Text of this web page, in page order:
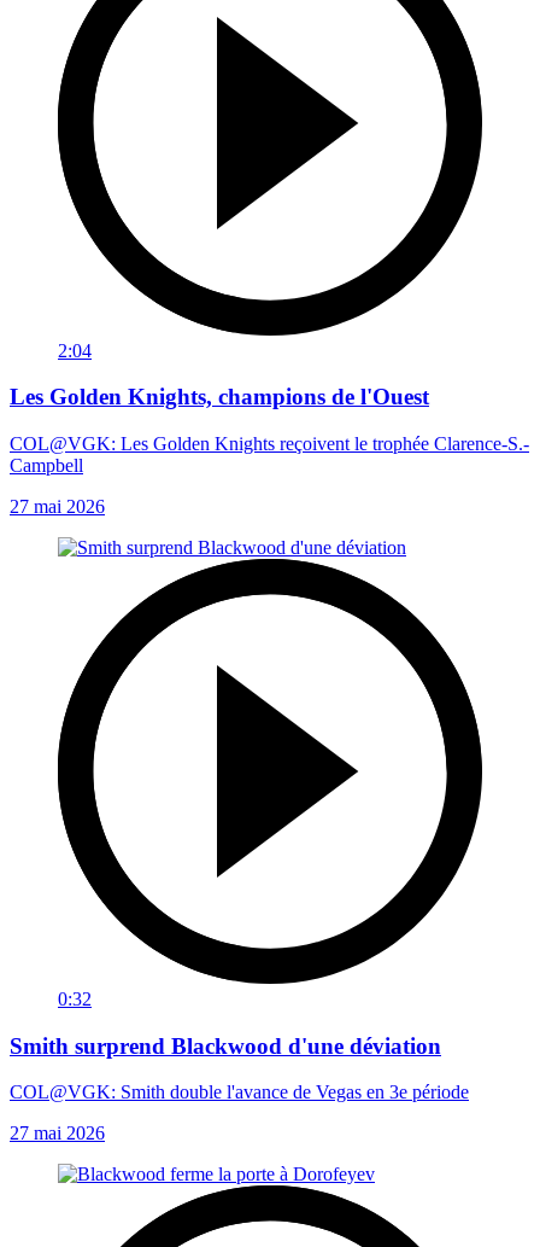
2:04
Les Golden Knights, champions de l'Ouest
COL@VGK: Les Golden Knights reçoivent le trophée Clarence-S.-
Campbell
27 mai 2026
0:32
Smith surprend Blackwood d'une déviation
COL@VGK: Smith double l'avance de Vegas en 3e période
27 mai 2026